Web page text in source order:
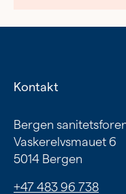
Kontakt
Bergen
Vaskerelvsmauet 6
5014 Bergen
+47 483 96 738